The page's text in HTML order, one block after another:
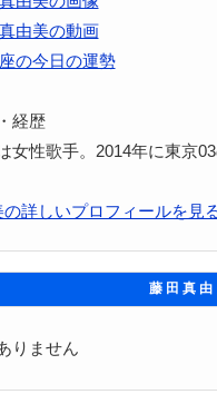
由美の動画
の今日の運勢
経歴
女性歌手。2014年に東京03
詳しいプロフィールを見
藤田真
りません